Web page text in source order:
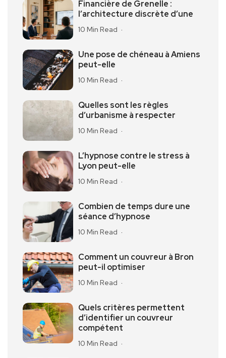
Financière de Grenelle :
l’architecture discrète d’une
10 Min Read
Une pose de chéneau à Amiens
peut-elle
10 Min Read
Quelles sont les règles
d’urbanisme à respecter
10 Min Read
L’hypnose contre le stress à
Lyon peut-elle
10 Min Read
Combien de temps dure une
séance d’hypnose
10 Min Read
Comment un couvreur à Bron
peut-il optimiser
10 Min Read
Quels critères permettent
d’identifier un couvreur
compétent
10 Min Read